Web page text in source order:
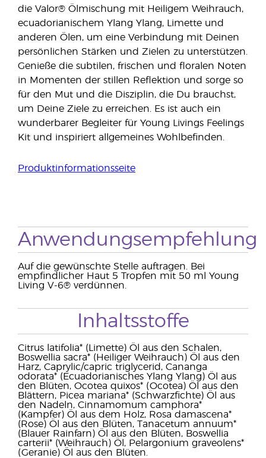
die Valor® Ölmischung mit Heiligem Weihrauch,
ecuadorianischem Ylang Ylang, Limette und
anderen Ölen, um eine Verbindung mit Deinen
persönlichen Stärken und Zielen zu unterstützen.
Genieße die subtilen, frischen und floralen Noten
in Momenten der stillen Reflektion und sorge so
für den Mut und die Disziplin, die Du brauchst,
um Deine Ziele zu erreichen. Es ist auch ein
wunderbarer Begleiter für Young Livings Feelings
Kit und inspiriert allgemeines Wohlbefinden.
Produktinformationsseite
Anwendungsempfehlung
Auf die gewünschte Stelle auftragen. Bei
empfindlicher Haut 5 Tropfen mit 50 ml Young
Living V-6® verdünnen.
Inhaltsstoffe
Citrus latifolia* (Limette) Öl aus den Schalen,
Boswellia sacra* (Heiliger Weihrauch) Öl aus den
Harz, Caprylic/capric triglycerid, Cananga
odorata* (Ecuadorianisches Ylang Ylang) Öl aus
den Blüten, Ocotea quixos* (Ocotea) Öl aus den
Blättern, Picea mariana* (Schwarzfichte) Öl aus
den Nadeln, Cinnamomum camphora*
(Kampfer) Öl aus dem Holz, Rosa damascena*
(Rose) Öl aus den Blüten, Tanacetum annuum*
(Blauer Rainfarn) Öl aus den Blüten, Boswellia
carterii* (Weihrauch) Öl, Pelargonium graveolens*
(Geranie) Öl aus den Blüten.